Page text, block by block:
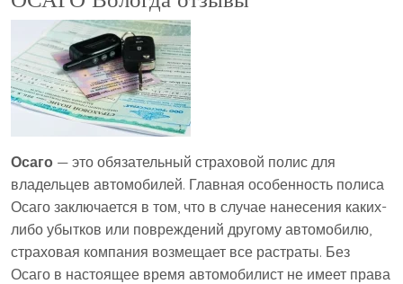
Осаго — это обязательный страховой полис для
владельцев автомобилей. Главная особенность полиса
Осаго заключается в том, что в случае нанесения каких-
либо убытков или повреждений другому автомобилю,
страховая компания возмещает все растраты. Без
Осаго в настоящее время автомобилист не имеет права